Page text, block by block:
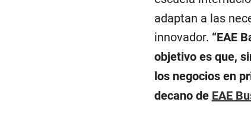
adaptan a las
innovador. “EAE
objetivo es que,
los negocios en
decano de EAE